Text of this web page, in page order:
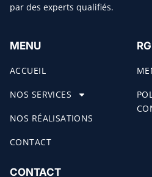
par des experts qualifiés.
MENU
ACCUEIL
NOS SERVICES
NOS RÉALISATIONS
CONTACT
CONTACT